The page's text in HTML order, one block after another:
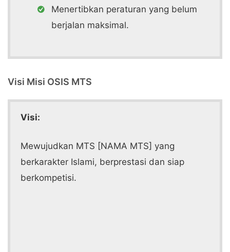
Menertibkan peraturan yang belum
berjalan maksimal.
Visi Misi OSIS MTS
Visi:
Mewujudkan MTS [NAMA MTS] yang
berkarakter Islami, berprestasi dan siap
berkompetisi.